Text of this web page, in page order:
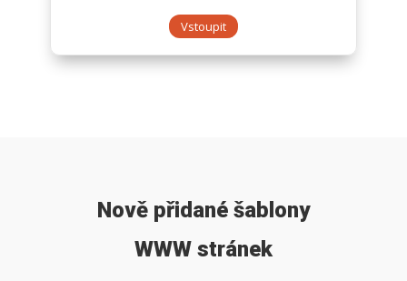
Vstoupit
Nově přidané šablony
WWW stránek